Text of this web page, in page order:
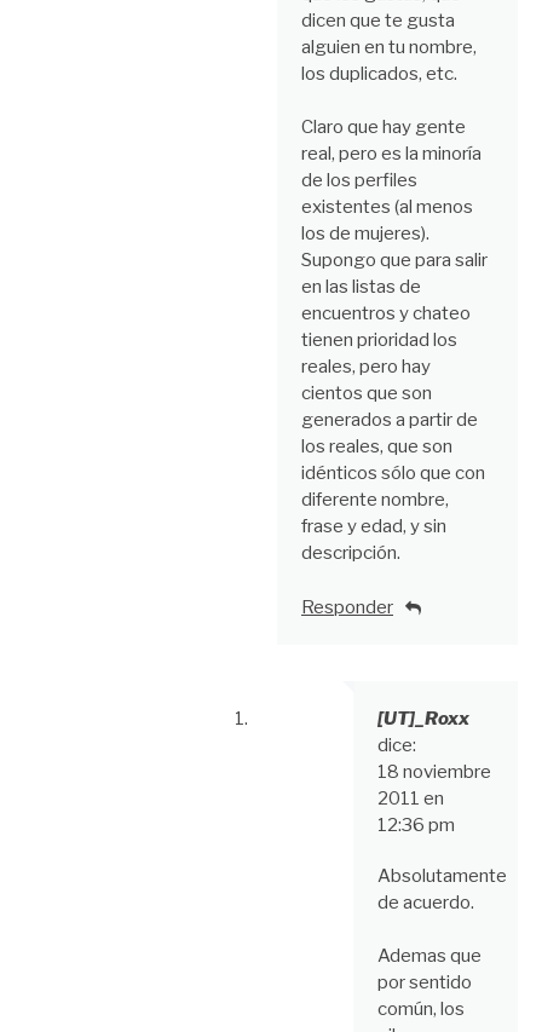
dicen que te gusta
alguien en tu nombre,
los duplicados, etc.
Claro que hay gente
real, pero es la minoría
de los perfiles
existentes (al menos
los de mujeres).
Supongo que para salir
en las listas de
encuentros y chateo
tienen prioridad los
reales, pero hay
cientos que son
generados a partir de
los reales, que son
idénticos sólo que con
diferente nombre,
frase y edad, y sin
descripción.
Responder
[UT]_Roxx
dice:
18 noviembre
2011 en
12:36 pm
Absolutamente
de acuerdo.
Ademas que
por sentido
común, los